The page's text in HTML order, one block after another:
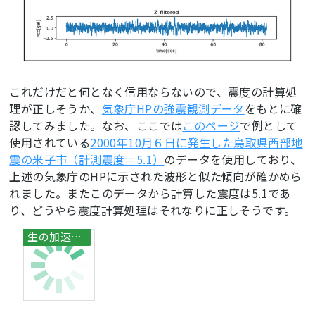
#スレッドを立ち上げる
threading.Thread(target=serial_receiver, args=
   thread_2 =
threading.Thread(target=save_data)
   thread_3 =
threading.Thread(target=delete_folder)
   thread_1.start()
   thread_2.start()
   thread_3.start()
これだけだと何となく信用ならないので、震度の計算処
理が正しそうか、 気象庁HPの強震観測データをもとに確
認してみました。なお、ここではこのページで例として
使用されている2000年10月６日に発生した鳥取県西部地
震の米子市（計測震度＝5.1） のデータを使用しており、
上述の気象庁のHPに示された波形と似た傾向が確かめら
れました。またこのデータから計算した震度は5.1であ
り、どうやら震度計算処理はそれなりに正しそうです。